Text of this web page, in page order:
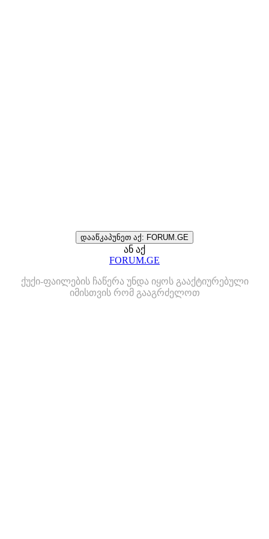
დააწკაპუნეთ აქ: FORUM.GE
ან აქ
FORUM.GE
ქუქი-ფაილების ჩაწერა უნდა იყოს გააქტიურებული
იმისთვის რომ გააგრძელოთ